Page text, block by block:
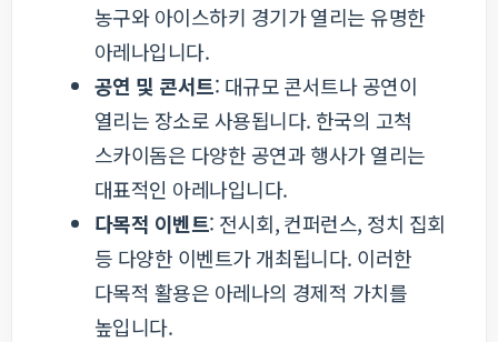
농구와 아이스하키 경기가 열리는 유명한
아레나입니다.
공연 및 콘서트: 대규모 콘서트나 공연이
열리는 장소로 사용됩니다. 한국의 고척
스카이돔은 다양한 공연과 행사가 열리는
대표적인 아레나입니다.
다목적 이벤트: 전시회, 컨퍼런스, 정치 집회
등 다양한 이벤트가 개최됩니다. 이러한
다목적 활용은 아레나의 경제적 가치를
높입니다.